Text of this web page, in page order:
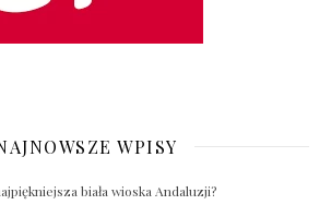
WPISY
biała wioska Andaluzji?